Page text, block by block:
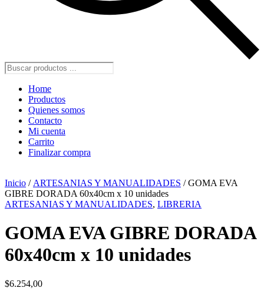
Búsqueda
de
productosHome
Productos
Quienes somos
Contacto
Mi cuenta
Carrito
Finalizar compra
Inicio / ARTESANIAS Y MANUALIDADES / GOMA EVA
GIBRE DORADA 60x40cm x 10 unidades
ARTESANIAS Y MANUALIDADES, LIBRERIA
GOMA EVA GIBRE DORADA
60x40cm x 10 unidades
$6.254,00